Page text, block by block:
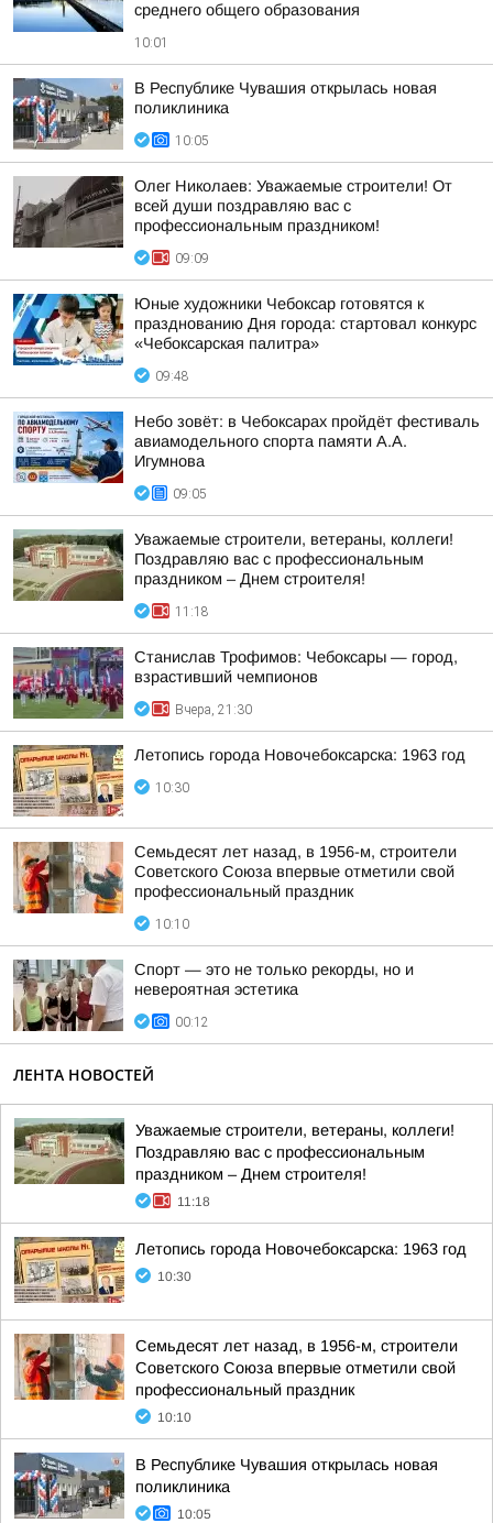
среднего общего образования
10:01
В Республике Чувашия открылась новая
поликлиника
10:05
Олег Николаев: Уважаемые строители! От
всей души поздравляю вас с
профессиональным праздником!
09:09
Юные художники Чебоксар готовятся к
празднованию Дня города: стартовал конкурс
«Чебоксарская палитра»
09:48
Небо зовёт: в Чебоксарах пройдёт фестиваль
авиамодельного спорта памяти А.А.
Игумнова
09:05
Уважаемые строители, ветераны, коллеги!
Поздравляю вас с профессиональным
праздником – Днем строителя!
11:18
Станислав Трофимов: Чебоксары — город,
взрастивший чемпионов
Вчера, 21:30
Летопись города Новочебоксарска: 1963 год
10:30
Семьдесят лет назад, в 1956-м, строители
Советского Союза впервые отметили свой
профессиональный праздник
10:10
Спорт — это не только рекорды, но и
невероятная эстетика
00:12
ЛЕНТА НОВОСТЕЙ
Уважаемые строители, ветераны, коллеги!
Поздравляю вас с профессиональным
праздником – Днем строителя!
11:18
Летопись города Новочебоксарска: 1963 год
10:30
Семьдесят лет назад, в 1956-м, строители
Советского Союза впервые отметили свой
профессиональный праздник
10:10
В Республике Чувашия открылась новая
поликлиника
10:05